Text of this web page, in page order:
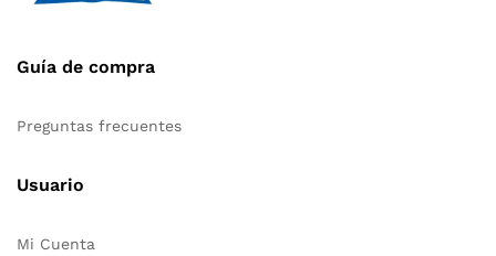
Guía de compra
Preguntas frecuentes
Usuario
Mi Cuenta